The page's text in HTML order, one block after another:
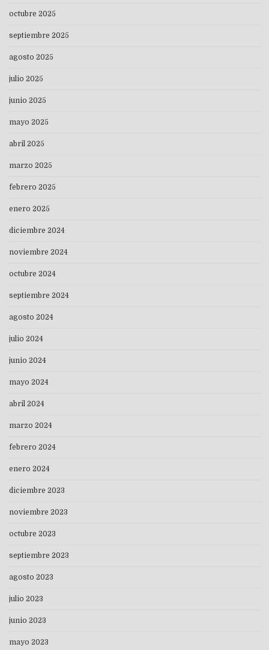
octubre 2025
septiembre 2025
agosto 2025
julio 2025
junio 2025
mayo 2025
abril 2025
marzo 2025
febrero 2025
enero 2025
diciembre 2024
noviembre 2024
octubre 2024
septiembre 2024
agosto 2024
julio 2024
junio 2024
mayo 2024
abril 2024
marzo 2024
febrero 2024
enero 2024
diciembre 2023
noviembre 2023
octubre 2023
septiembre 2023
agosto 2023
julio 2023
junio 2023
mayo 2023